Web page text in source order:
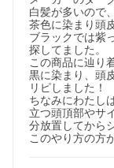
注意事項：
●頭皮に異常が生じ
ないとき、すなわ
い。そのままご使
ますので、皮膚科
す。①使用中、赤
黒ずみ（製品によ
使用した頭皮に直
た場合。
白髪が多いので
茶色に染まり頭
ブラックでは紫
探してました。
この商品に辿り
黒に染まり、頭
リピしました！
ちなみにわたし
立つ頭頂部やサ
分放置してから
このやり方の方